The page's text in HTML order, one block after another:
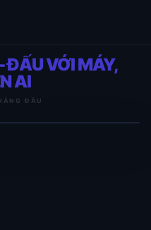
ĐẤU VỚI MÁY,
AI
ĐẦU